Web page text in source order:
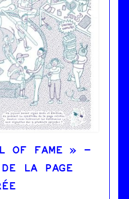
OF FAME » –
DE LA PAGE